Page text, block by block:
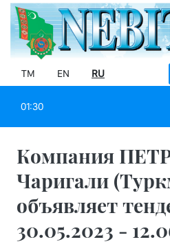
TM EN RU
01:30
Компания
Чаригали
объявляет
30.05.2023 -